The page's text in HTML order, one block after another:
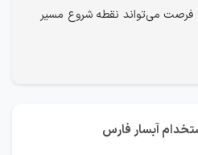
فرصت می‌تواند نقطه شروع مسیر
آبسار فارس